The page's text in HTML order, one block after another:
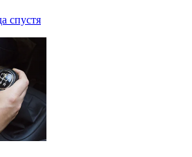
спустя